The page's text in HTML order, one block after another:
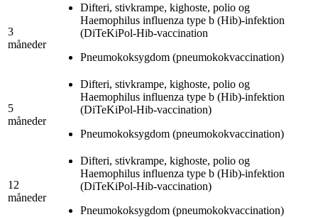
3
måneder
Difteri, stivkrampe, kighoste, polio og
Haemophilus influenza type b (Hib)-infektion
(DiTeKiPol-Hib-vaccination
Pneumokoksygdom (pneumokokvaccination)
5
måneder
Difteri, stivkrampe, kighoste, polio og
Haemophilus influenza type b (Hib)-infektion
(DiTeKiPol-Hib-vaccination)
Pneumokoksygdom (pneumokokvaccination)
12
måneder
Difteri, stivkrampe, kighoste, polio og
Haemophilus influenza type b (Hib)-infektion
(DiTeKiPol-Hib-vaccination)
Pneumokoksygdom (pneumokokvaccination)